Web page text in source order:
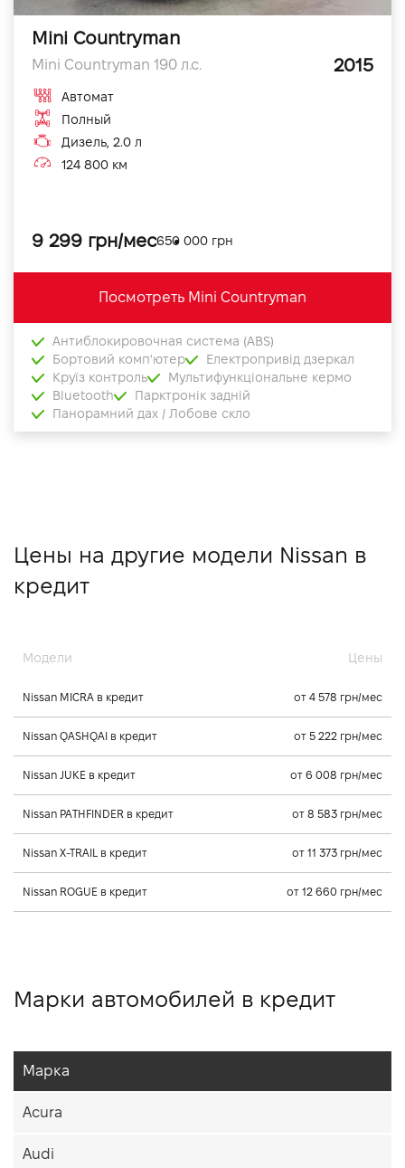
Mini Countryman
Mini Countryman 190 л.с. 2015
Автомат
Полный
Дизель, 2.0 л
124 800 км
9 299 грн/мес650 000 грн
Посмотреть Mini Countryman
Антиблокировочная система (ABS)
Бортовий комп'ютер
Електропривід дзеркал
Круїз контроль
Мультифункціональне кермо
Bluetooth
Парктронік задній
Панорамний дах / Лобове скло
Цены на другие модели Nissan в
кредит
Модели Цены
Nissan MICRA в кредит от 4 578 грн/мес
Nissan QASHQAI в кредит от 5 222 грн/мес
Nissan JUKE в кредит от 6 008 грн/мес
Nissan PATHFINDER в кредит от 8 583 грн/мес
Nissan X-TRAIL в кредит от 11 373 грн/мес
Nissan ROGUE в кредит от 12 660 грн/мес
Марки автомобилей в кредит
Марка
Acura
Audi